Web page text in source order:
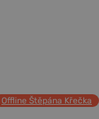
Offline Štěpána Křečka